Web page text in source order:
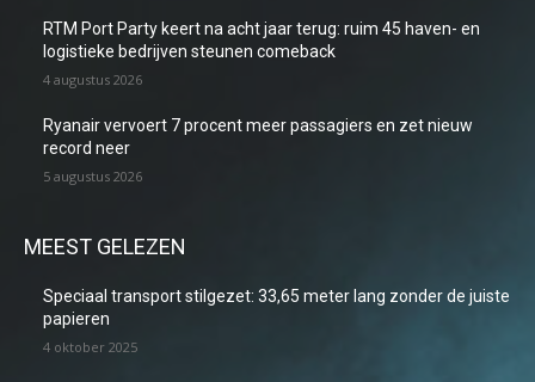
RTM Port Party keert na acht jaar terug: ruim 45 haven- en
logistieke bedrijven steunen comeback
4 augustus 2026
Ryanair vervoert 7 procent meer passagiers en zet nieuw
record neer
5 augustus 2026
MEEST GELEZEN
Speciaal transport stilgezet: 33,65 meter lang zonder de juiste
papieren
4 oktober 2025